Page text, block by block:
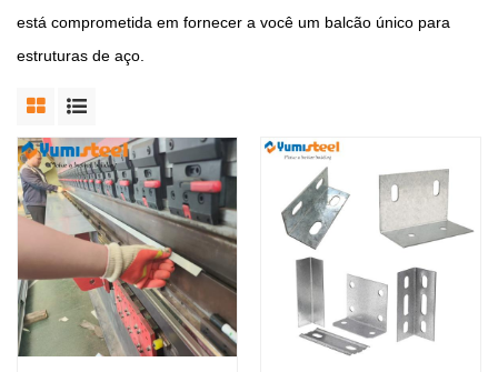
está comprometida em fornecer a você um balcão único para
estruturas de aço.